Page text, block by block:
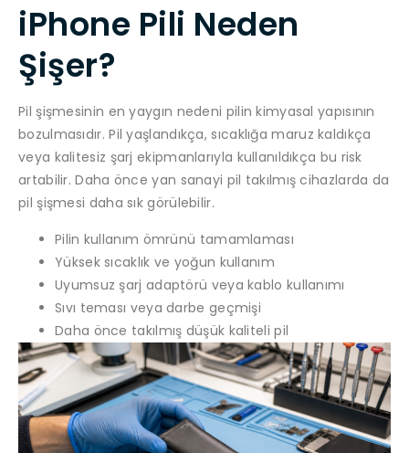
iPhone Pili Neden
Şişer?
Pil şişmesinin en yaygın nedeni pilin kimyasal yapısının
bozulmasıdır. Pil yaşlandıkça, sıcaklığa maruz kaldıkça
veya kalitesiz şarj ekipmanlarıyla kullanıldıkça bu risk
artabilir. Daha önce yan sanayi pil takılmış cihazlarda da
pil şişmesi daha sık görülebilir.
Pilin kullanım ömrünü tamamlaması
Yüksek sıcaklık ve yoğun kullanım
Uyumsuz şarj adaptörü veya kablo kullanımı
Sıvı teması veya darbe geçmişi
Daha önce takılmış düşük kaliteli pil